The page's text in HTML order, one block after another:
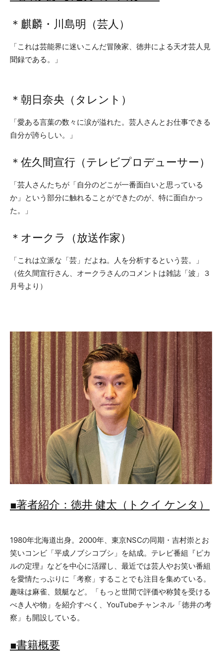
＊麒麟・川島明（芸人）
「これは芸能界に迷いこんだ冒険家、徳井による天才芸人見
聞録である。」
＊朝日奈央（タレント）
「愛ある言葉の数々に涙が溢れた。芸人さんとお仕事できる
自分が誇らしい。」
＊佐久間宣行（テレビプロデューサー）
「芸人さんたちが「自分のどこが一番面白いと思っている
か」という部分に触れることができたのが、特に面白かっ
た。」
＊オークラ（放送作家）
「これは立派な「芸」だよね。人を分析するという芸。」
（佐久間宣行さん、オークラさんのコメントは雑誌「波」３
月号より）
■著者紹介：徳井 健太（トクイ ケンタ）
1980年北海道出身。2000年、東京NSCの同期・吉村崇とお
笑いコンビ「平成ノブシコブシ」を結成。テレビ番組『ピカ
ルの定理』などを中心に活躍し、最近では芸人やお笑い番組
を愛情たっぷりに「考察」することでも注目を集めている。
趣味は麻雀、競艇など。「もっと世間で評価や称賛を受ける
べき人や物」を紹介すべく、YouTubeチャンネル「徳井の考
察」も開設している。
■書籍概要